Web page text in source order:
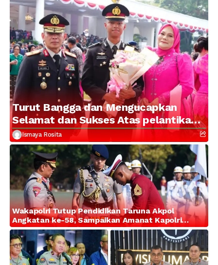
Turut Bangga dan Mengucapkan
Selamat dan Sukses Atas pelantikan
Putra Brigjen Pol Drs, A.M Kamal.
Sebagai Perwira Polri Lulusan AKPOL
2026
Ismaya Rosita
Wakapolri Tutup Pendidikan Taruna Akpol
Angkatan ke-58, Sampaikan Amanat Kapolri
kepada 282 Capaja